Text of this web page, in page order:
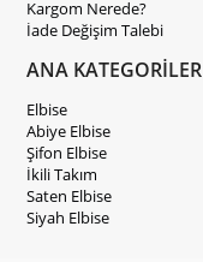
Kargom Nerede?
İade Değişim Talebi
ANA KATEGORİLER
Elbise
Abiye Elbise
Şifon Elbise
İkili Takım
Saten Elbise
Siyah Elbise